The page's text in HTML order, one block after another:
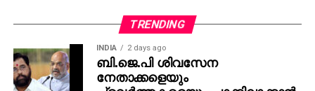
പഞ്ചായത്തില്‍ നിന്നും ഹെല്‍ത്തില്‍ നിന്നും വന്ന്
നോക്കിയതിന് ശേഷം വെള്ളം കുടിക്കരുതെന്ന് നിര്‍ദേശം
നല്‍കുകയും ചെയ്തത്. എന്നാല്‍ കുടിവെള്ളത്തിനായി
മറ്റ് മാര്‍ഗങ്ങളുണ്ടായിരുന്നില്ലെന്നും ഇവര്‍ പറയുന്നു.
തലവേദനയും പനിയും അനുഭവപ്പെട്ട്
TRENDING
INDIA 2 days ago
ബി.ജെ.പി ശിവസേന
നേതാക്കളെയും